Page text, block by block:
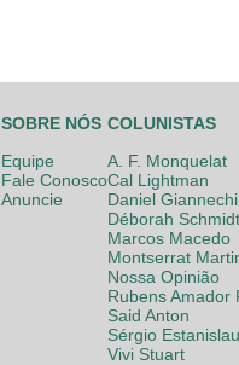
SOBRE NÓS
Equipe
Fale Conosco
Anuncie
COLUNISTAS
A. F. Monquelat
Cal Lightman
Daniel
Déborah Schmidt
Marcos Macedo
Montserrat
Nossa Opinião
Rubens Amador
Said Anton
Sérgio Estanislau
Vivi Stuart